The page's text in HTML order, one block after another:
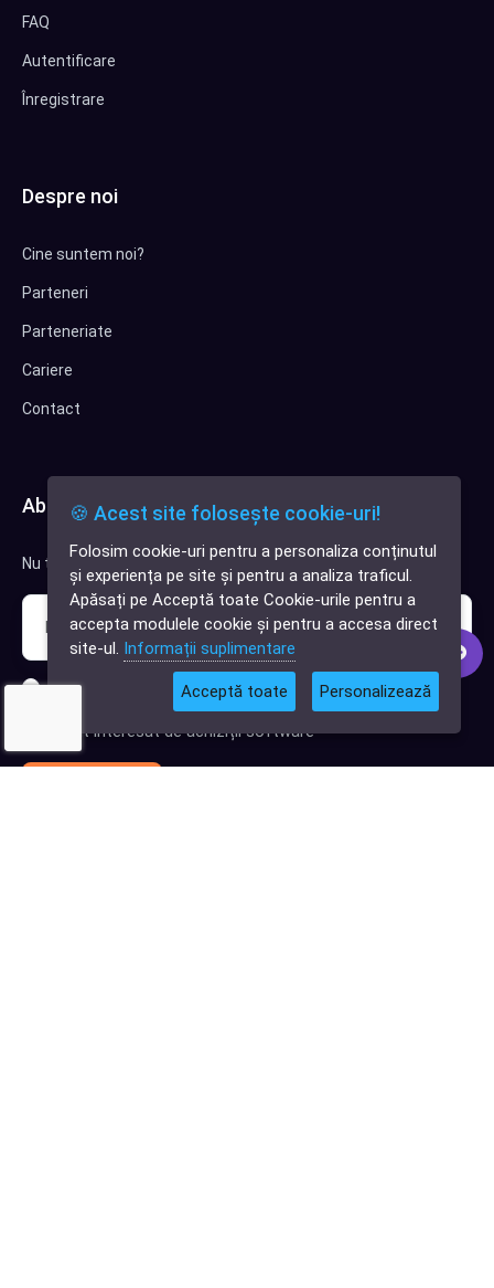
✕
Cauți o aplicație
software?
FAQ
Autentificare
Înregistrare
Despre noi
Cine suntem noi?
Parteneri
Parteneriate
Cariere
Contact
Abonează-te la newsletter
Nu trimitem spam, deci nu îți face griji.
Sunt interesat de clienți pentru compania mea IT
Sunt interesat de achiziții software
🍪 Acest site folosește cookie-uri!
Folosim cookie-uri pentru a personaliza conținutul
și experiența pe site și pentru a analiza traficul.
Apăsați pe Acceptă toate Cookie-urile pentru a
accepta modulele cookie și pentru a accesa direct
site-ul. Informații suplimentare
Acceptă toate Personalizează